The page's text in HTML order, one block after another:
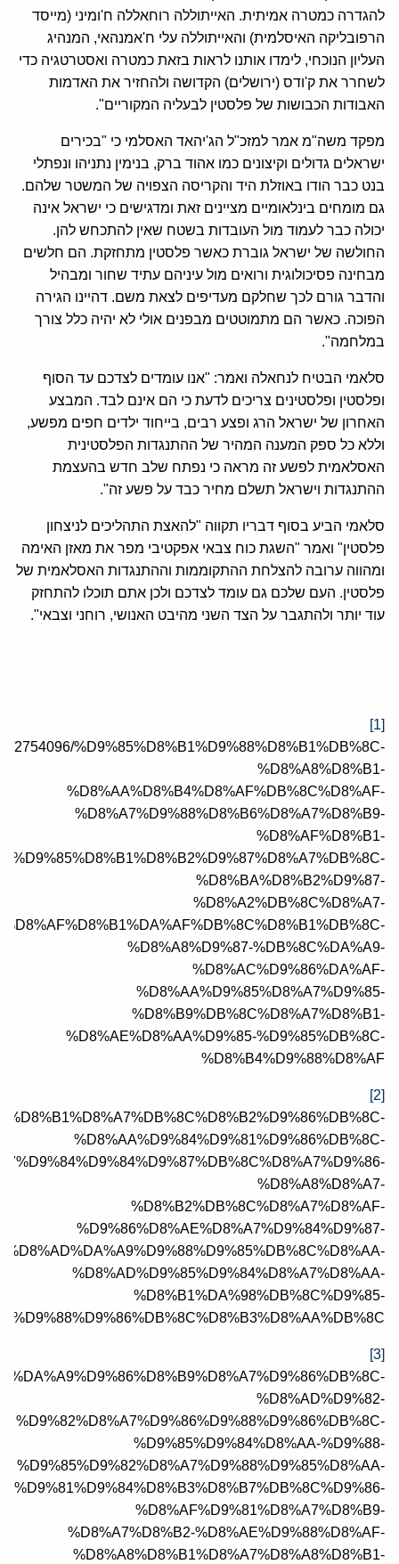
להגדרה כמטרה אמיתית. האייתוללה רוחאללה ח'ומיני (מייסד
הרפובליקה האיסלמית) והאייתוללה עלי ח'אמנהאי, המנהיג
העליון הנוכחי, לימדו אותנו לראות בזאת כמטרה ואסטרטגיה כדי
לשחרר את ק'ודס (ירושלים) הקדושה ולהחזיר את האדמות
האבודות הכבושות של פלסטין לבעליה המקוריים".
מפקד משה"מ אמר למזכ"ל הג'יהאד האסלמי כי "בכירים
ישראלים גדולים וקיצונים כמו אהוד ברק, בנימין נתניהו ונפתלי
בנט כבר הודו באוזלת היד והקריסה הצפויה של המשטר שלהם.
גם מומחים בינלאומיים מציינים זאת ומדגישים כי ישראל אינה
יכולה כבר לעמוד מול העובדות בשטח שאין להתכחש להן.
החולשה של ישראל גוברת כאשר פלסטין מתחזקת. הם חלשים
מבחינה פסיכולוגית ורואים מול עיניהם עתיד שחור ומבהיל
והדבר גורם לכך שחלקם מעדיפים לצאת משם. דהיינו הגירה
הפוכה. כאשר הם מתמוטטים מבפנים אולי לא יהיה כלל צורך
במלחמה".
סלאמי הבטיח לנחאלה ואמר: "אנו עומדים לצדכם עד הסוף
ופלסטין ופלסטינים צריכים לדעת כי הם אינם לבד. המבצע
האחרון של ישראל הרג ופצע רבים, בייחוד ילדים חפים מפשע,
וללא כל ספק המענה המהיר של ההתנגדות הפלסטינית
האסלאמית לפשע זה מראה כי נפתח שלב חדש בהעצמת
ההתנגדות וישראל תשלם מחיר כבד על פשע זה".
סלאמי הביע בסוף דבריו תקווה "להאצת התהליכים לניצחון
פלסטין" ואמר "השגת כוח צבאי אפקטיבי מפר את מאזן האימה
ומהווה ערובה להצלחת ההתקוממות וההתנגדות האסלאמית של
פלסטין. העם שלכם גם עומד לצדכם ולכן אתם תוכלו להתחזק
עוד יותר ולהתגבר על הצד השני מהיבט האנושי, רוחני וצבאי".
[1]
2754096/%D9%85%D8%B1%D9%88%D8%B1%DB%8C-
%D8%A8%D8%B1-
%D8%AA%D8%B4%D8%AF%DB%8C%D8%AF-
%D8%A7%D9%88%D8%B6%D8%A7%D8%B9-
%D8%AF%D8%B1-
%D9%85%D8%B1%D8%B2%D9%87%D8%A7%DB%8C-
%D8%BA%D8%B2%D9%87-
%D8%A2%DB%8C%D8%A7-
%D8%AF%D8%B1%DA%AF%DB%8C%D8%B1%DB%8C-
%D8%A8%D9%87-%DB%8C%DA%A9-
%D8%AC%D9%86%DA%AF-
%D8%AA%D9%85%D8%A7%D9%85-
%D8%B9%DB%8C%D8%A7%D8%B1-
%D8%AE%D8%AA%D9%85-%D9%85%DB%8C-
%D8%B4%D9%88%D8%AF
[2]
%D8%B1%D8%A7%DB%8C%D8%B2%D9%86%DB%8C-
%D8%AA%D9%84%D9%81%D9%86%DB%8C-
%D8%A8%D8%A7-
%D8%B2%DB%8C%D8%A7%D8%AF-
%D9%86%D8%AE%D8%A7%D9%84%D9%87-
%D8%AD%D9%85%D9%84%D8%A7%D8%AA-
%D8%B1%DA%98%DB%8C%D9%85-
[3]
%DA%A9%D9%86%D8%B9%D8%A7%D9%86%DB%8C-
%D8%AD%D9%82-
%D9%82%D8%A7%D9%86%D9%88%D9%86%DB%8C-
%D9%85%D9%84%D8%AA-%D9%88-
%D9%85%D9%82%D8%A7%D9%88%D9%85%D8%AA-
%D9%81%D9%84%D8%B3%D8%B7%DB%8C%D9%86-
%D8%AF%D9%81%D8%A7%D8%B9-
%D8%A7%D8%B2-%D8%AE%D9%88%D8%AF-
%D8%A8%D8%B1%D8%A7%D8%A8%D8%B1-